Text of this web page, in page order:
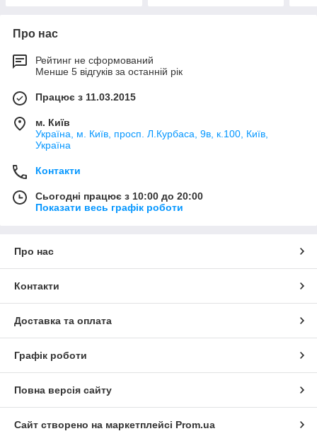
Про нас
Рейтинг не сформований
Менше 5 відгуків за останній рік
Працює з 11.03.2015
м. Київ
Україна, м. Київ, просп. Л.Курбаса, 9в, к.100, Київ,
Україна
Контакти
Сьогодні працює з 10:00 до 20:00
Показати весь графік роботи
Про нас
Контакти
Доставка та оплата
Графік роботи
Повна версія сайту
Сайт створено на маркетплейсі Prom.ua